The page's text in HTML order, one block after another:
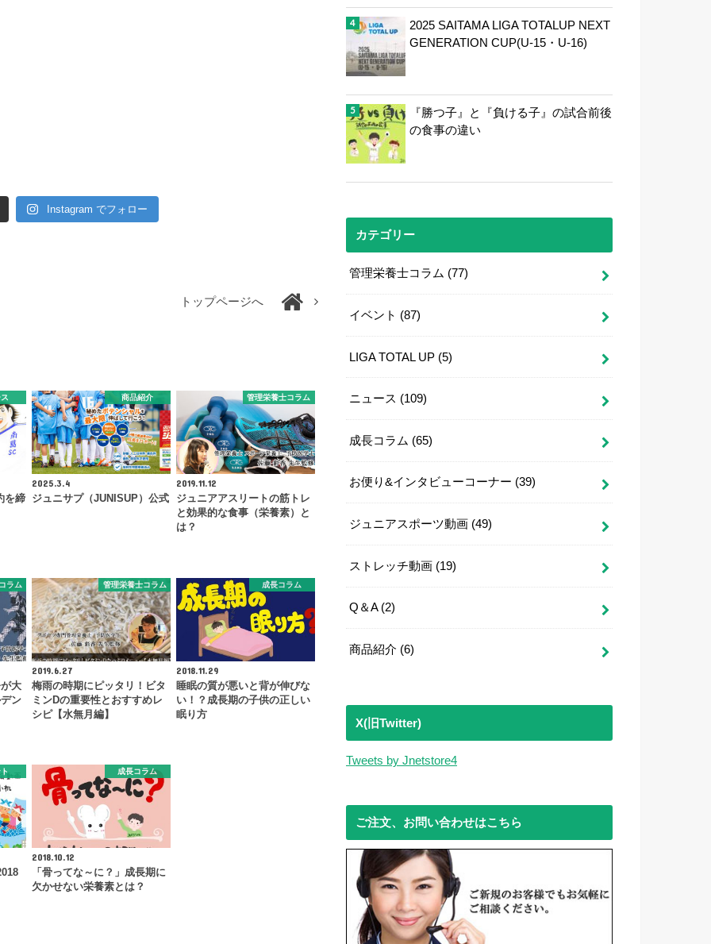
Instagram でフォロー
トップページへ
を締
商品紹介
2025.3.4
ジュニサプ（JUNISUP）公式
管理栄養士コラム
2019.11.12
ジュニアアスリートの筋トレ
と効果的な食事（栄養素）と
は？
ラム
大
ン
管理栄養士コラム
2019.6.27
梅雨の時期にピッタリ！ビタ
ミンDの重要性とおすすめレ
シピ【水無月編】
成長コラム
2018.11.29
睡眠の質が悪いと背が伸びな
い！？成長期の子供の正しい
眠り方
成長コラム
2018.10.12
「骨ってな～に？」成長期に
欠かせない栄養素とは？
2025 SAITAMA LIGA TOTALUP NEXT
GENERATION CUP(U-15・U-16)
『勝つ子』と『負ける子』の試合前後
の食事の違い
カテゴリー
管理栄養士コラム (77)
イベント (87)
LIGA TOTAL UP (5)
ニュース (109)
成長コラム (65)
お便り&インタビューコーナー (39)
ジュニアスポーツ動画 (49)
ストレッチ動画 (19)
Q＆A (2)
商品紹介 (6)
X(旧Twitter)
Tweets by Jnetstore4
ご注文、お問い合わせはこちら